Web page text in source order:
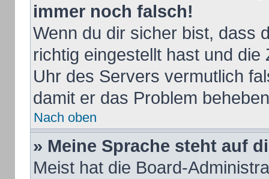
immer noch falsch!
Wenn du dir sicher bist, dass
richtig eingestellt hast und
Uhr des Servers vermutlich
damit er das Problem
Nach oben
» Meine Sprache steht auf
Meist hat die Board-